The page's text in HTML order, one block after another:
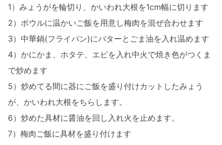
1）みょうがを輪切り、かいわれ大根を1cm幅に切ります
2）ボウルに温かいご飯を用意し梅肉を混ぜ合わせます
3）中華鍋(フライパン)にバターとごま油を入れ温めます
4）かにかま、ホタテ、エビを入れ中火で焼き色がつくま
で炒めます
5）炒めてる間に器にご飯を盛り付けカットしたみょう
が、かいわれ大根をちらします。
6）炒めた具材に醤油を回し入れ火を止めます。
7）梅肉ご飯に具材を盛り付けます